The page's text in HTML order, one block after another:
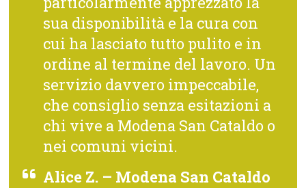
sua disponibilità e la cura con
cui ha lasciato tutto pulito e in
ordine al termine del lavoro. Un
servizio davvero impeccabile,
che consiglio senza esitazioni a
chi vive a Modena San Cataldo o
nei comuni vicini.
Alice Z. – Modena San Cataldo